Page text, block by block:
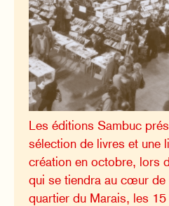
Les éditions Sambuc
sélection de livres et une
création en octobre, lors
qui se tiendra au cœur de
quartier du Marais, les